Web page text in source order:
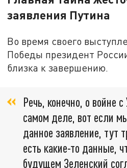
заявления Путина
Во время своего
Победы президент
близка к завершению.
Речь, конечно, о войне
самом деле, вот если
данное заявление, тут
есть какие-то данные,
будущем Зеленский